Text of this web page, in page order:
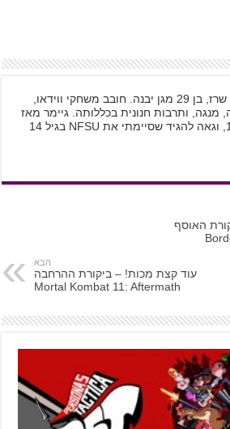
אלעד שרז, בן 29 מגן יבנה. חובב משחקי ווידאו,
מנגה, ותרבות חנונית בכללותה. גיימר מאז
גיל 10, וגאה להגיד שסיימתי את NFSU בגיל 14
האוסף
הבא
עוד קצת מכות! – ביקורת ההרחבה
Mortal Kombat 11: Aftermath